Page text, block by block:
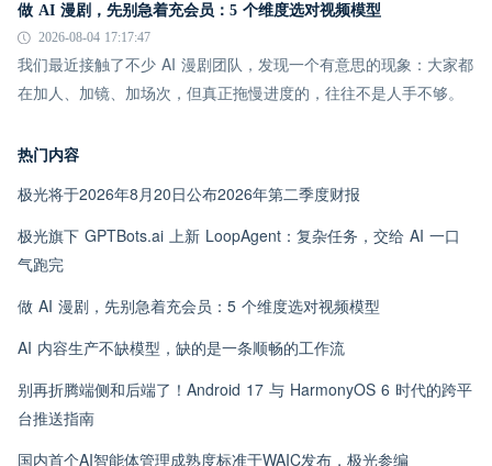
做 AI 漫剧，先别急着充会员：5 个维度选对视频模型
2026-08-04 17:17:47
我们最近接触了不少 AI 漫剧团队，发现一个有意思的现象：大家都
在加人、加镜、加场次，但真正拖慢进度的，往往不是人手不够。
热门内容
极光将于2026年8月20日公布2026年第二季度财报
极光旗下 GPTBots.ai 上新 LoopAgent：复杂任务，交给 AI 一口
气跑完
做 AI 漫剧，先别急着充会员：5 个维度选对视频模型
AI 内容生产不缺模型，缺的是一条顺畅的工作流
别再折腾端侧和后端了！Android 17 与 HarmonyOS 6 时代的跨平
台推送指南
国内首个AI智能体管理成熟度标准于WAIC发布，极光参编